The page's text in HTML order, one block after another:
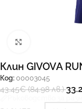
Клин GIVOVA
Код: 00003045
43.45€(84.98 лв.)